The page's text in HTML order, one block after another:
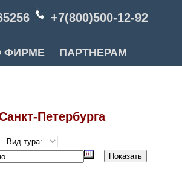
+7(800)500-12-92
ФИРМЕ ПАРТНЕРАМ
Петербурга
Вид тура: